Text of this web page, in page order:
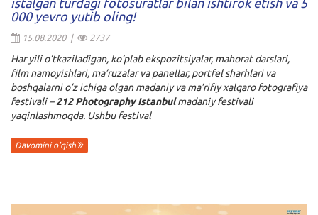
istalgan turdagi fotosuratlar bilan ishtirok etish va 5
000 yevro yutib oling!
15.08.2020 | 2737
Har yili o’tkaziladigan, ko’plab ekspozitsiyalar, mahorat darslari,
film namoyishlari, ma’ruzalar va panellar, portfel sharhlari va
boshqalarni o’z ichiga olgan madaniy va ma’rifiy xalqaro fotografiya
festivali –212 Photography Istanbulmadaniy festivali
yaqinlashmoqda. Ushbu festival
Davomini o'qish